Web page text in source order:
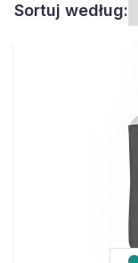
Sortuj według: